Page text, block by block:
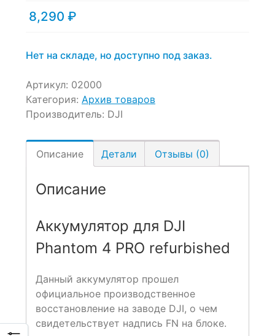
8,290 ₽
Нет на складе, но доступно под заказ.
Артикул: 02000
Категория: Архив товаров
Производитель: DJI
Описание Детали Отзывы (0)
Описание
Аккумулятор для DJI
Phantom 4 PRO refurbished
Данный аккумулятор прошел
официальное производственное
восстановление на заводе DJI, о чем
свидетельствует надпись FN на блоке.